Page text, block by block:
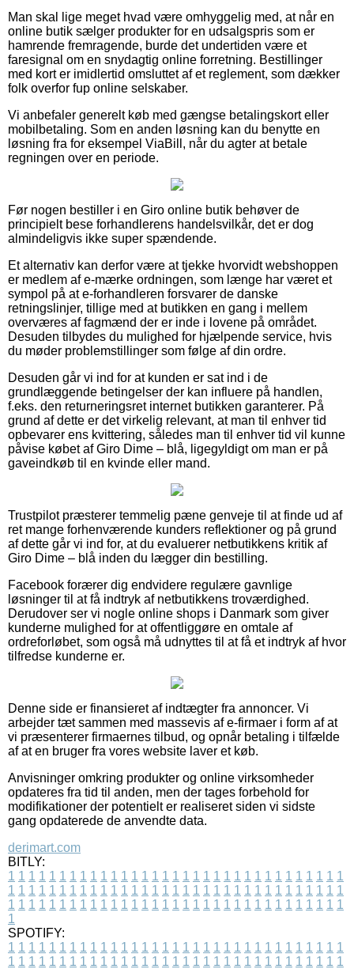
Man skal lige meget hvad være omhyggelig med, at når en
online butik sælger produkter for en udsalgspris som er
hamrende fremragende, burde det undertiden være et
faresignal om en snydagtig online forretning. Bestillinger
med kort er imidlertid omsluttet af et reglement, som dækker
folk overfor fup online selskaber.
Vi anbefaler generelt køb med gængse betalingskort eller
mobilbetaling. Som en anden løsning kan du benytte en
løsning fra for eksempel ViaBill, når du agter at betale
regningen over en periode.
Før nogen bestiller i en Giro online butik behøver de
principielt bese forhandlerens handelsvilkår, det er dog
almindeligvis ikke super spændende.
Et alternativ kan derfor være at tjekke hvorvidt webshoppen
er medlem af e-mærke ordningen, som længe har været et
sympol på at e-forhandleren forsvarer de danske
retningslinjer, tillige med at butikken en gang i mellem
overværes af fagmænd der er inde i lovene på området.
Desuden tilbydes du mulighed for hjælpende service, hvis
du møder problemstillinger som følge af din ordre.
Desuden går vi ind for at kunden er sat ind i de
grundlæggende betingelser der kan influere på handlen,
f.eks. den returneringsret internet butikken garanterer. På
grund af dette er det virkelig relevant, at man til enhver tid
opbevarer ens kvittering, således man til enhver tid vil kunne
påvise købet af Giro Dime – blå, ligegyldigt om man er på
gaveindkøb til en kvinde eller mand.
Trustpilot præsterer temmelig pæne genveje til at finde ud af
ret mange forhenværende kunders reflektioner og på grund
af dette går vi ind for, at du evaluerer netbutikkens kritik af
Giro Dime – blå inden du lægger din bestilling.
Facebook forærer dig endvidere regulære gavnlige
løsninger til at få indtryk af netbutikkens troværdighed.
Derudover ser vi nogle online shops i Danmark som giver
kunderne mulighed for at offentliggøre en omtale af
ordreforløbet, som også må udnyttes til at få et indtryk af hvor
tilfredse kunderne er.
Denne side er finansieret af indtægter fra annoncer. Vi
arbejder tæt sammen med massevis af e-firmaer i form af at
vi præsenterer firmaernes tilbud, og opnår betaling i tilfælde
af at en bruger fra vores website laver et køb.
Anvisninger omkring produkter og online virksomheder
opdateres fra tid til anden, men der tages forbehold for
modifikationer der potentielt er realiseret siden vi sidste
gang opdaterede de anvendte data.
derimart.com
BITLY:
1 1 1 1 1 1 1 1 1 1 1 1 1 1 1 1 1 1 1 1 1 1 1 1 1 1 1 1 1 1 1 1 1
1 1 1 1 1 1 1 1 1 1 1 1 1 1 1 1 1 1 1 1 1 1 1 1 1 1 1 1 1 1 1 1 1
1 1 1 1 1 1 1 1 1 1 1 1 1 1 1 1 1 1 1 1 1 1 1 1 1 1 1 1 1 1 1 1 1
1
SPOTIFY:
1 1 1 1 1 1 1 1 1 1 1 1 1 1 1 1 1 1 1 1 1 1 1 1 1 1 1 1 1 1 1 1 1
1 1 1 1 1 1 1 1 1 1 1 1 1 1 1 1 1 1 1 1 1 1 1 1 1 1 1 1 1 1 1 1 1